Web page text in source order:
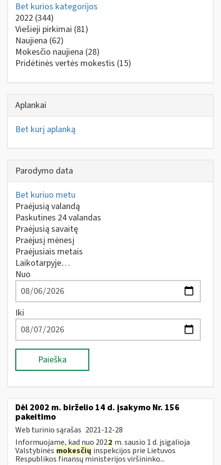
Bet kurios kategorijos
2022 (344)
Viešieji pirkimai (81)
Naujiena (62)
Mokesčio naujiena (28)
Pridėtinės vertės mokestis (15)
Aplankai
Bet kurį aplanką
Parodymo data
Bet kuriuo metu
Praėjusią valandą
Paskutines 24 valandas
Praėjusią savaitę
Praėjusį mėnesį
Praėjusiais metais
Laikotarpyje…
Nuo
Iki
Paieška
Dėl 2002 m. birželio 14 d. įsakymo Nr. 156
pakeitimo
Web turinio sąrašas 2021-12-28
Informuojame, kad nuo 2022 m. sausio 1 d. įsigalioja
Valstybinės mokesčių inspekcijos prie Lietuvos
Respublikos finansų ministerijos viršininko...